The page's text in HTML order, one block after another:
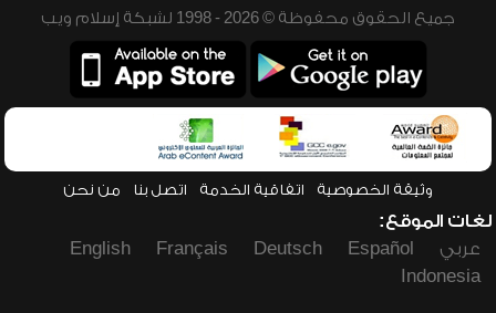
جميع الحقوق محفوظة © 2026 - 1998 لشبكة إسلام ويب
وثيقة الخصوصية اتفاقية الخدمة اتصل بنا من نحن
لغات الموقع:
عربي
Español
Deutsch
Français
English
Indonesia